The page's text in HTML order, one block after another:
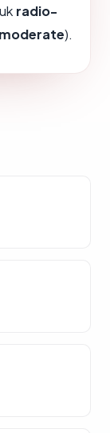
radio-
moderate).